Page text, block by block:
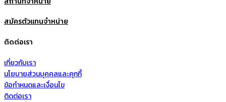
สมัครตัวแทนจำหน่าย
ติดต่อเรา
เกี่ยวกับเรา
นโยบายส่วนบุคคลและคุกกี้
ข้อกำหนดและเงื่อนไข
ติดต่อเรา